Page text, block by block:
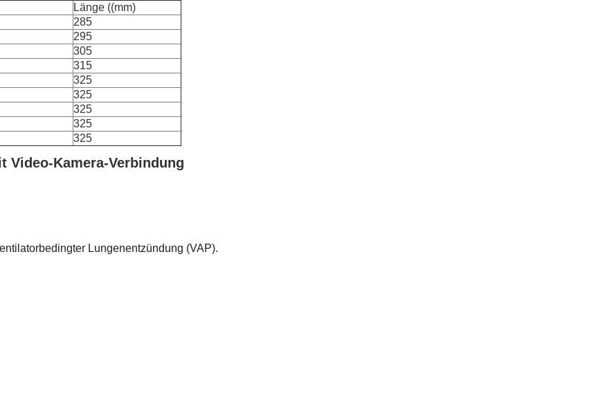
Länge ((mm)
285
295
305
315
325
325
325
325
325
Video-Kamera-Verbindung
Lungenentzündung (VAP).